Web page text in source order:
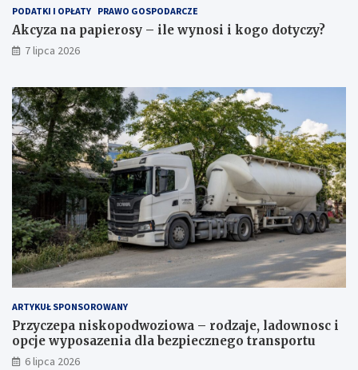
PODATKI I OPŁATY PRAWO GOSPODARCZE
Akcyza na papierosy – ile wynosi i kogo dotyczy?
7 lipca 2026
ARTYKUŁ SPONSOROWANY
Przyczepa niskopodwoziowa – rodzaje, ladownosc i
opcje wyposazenia dla bezpiecznego transportu
6 lipca 2026